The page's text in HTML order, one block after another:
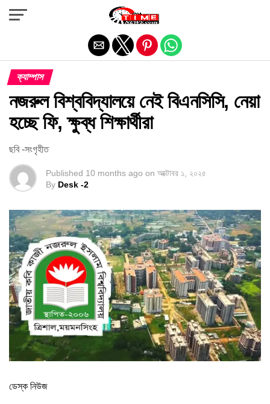
ক্যাম্পাস
নজরুল বিশ্ববিদ্যালয়ে নেই বিএনসিসি, নেয়া
হচ্ছে ফি, ক্ষুব্ধ শিক্ষার্থীরা
ছবি -সংগৃহীত
Published 10 months ago on অক্টোবর ১, ২০২৫
By Desk -2
ডেস্ক নিউজ
Exit mobile version